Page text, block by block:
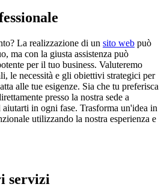
La realizzazione di un sito web può
ma con la giusta assistenza può
per il tuo business. Valuteremo
le necessità e gli obiettivi strategici per
alle tue esigenze. Sia che tu preferisca
presso la nostra sede a
in ogni fase. Trasforma un'idea in
utilizzando la nostra esperienza e
servizi